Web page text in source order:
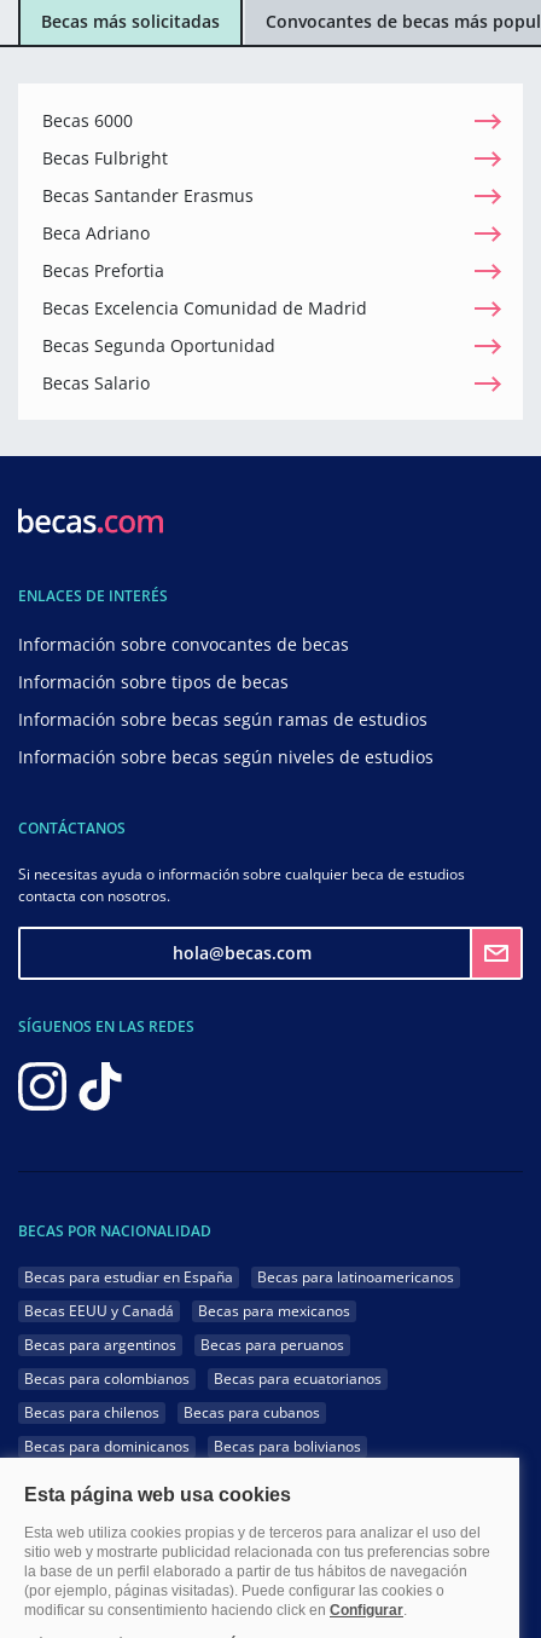
Becas más solicitadas Convocantes de becas más
Becas 6000
Becas Fulbright
Becas Santander Erasmus
Beca Adriano
Becas Prefortia
Becas Excelencia Comunidad de Madrid
Becas Segunda Oportunidad
Becas Salario
ENLACES DE INTERÉS
Información sobre convocantes de becas
Información sobre tipos de becas
Información sobre becas según ramas de estudios
Información sobre becas según niveles de estudios
CONTÁCTANOS
Si necesitas ayuda o información sobre cualquier beca de estudios
contacta con nosotros.
hola@becas.com
SÍGUENOS EN LAS REDES
BECAS POR NACIONALIDAD
Becas para estudiar en España
Becas para latinoamericanos
Becas EEUU y Canadá
Becas para mexicanos
Becas para argentinos
Becas para peruanos
Becas para colombianos
Becas para ecuatorianos
Becas para chilenos
Becas para cubanos
Becas para dominicanos
Becas para bolivianos
Becas para hondureños
Becas para paraguayos
Becas para uruguayos
Becas para salvadoreños